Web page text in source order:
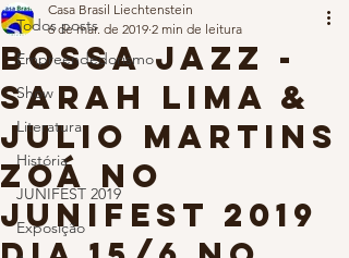
Todos posts
Empreendedorismo
Show
Literatura
História
JUNIFEST 2019
Exposição
BOSSA JAZZ -
Sarah Lima &
Julio Martins
Zoá no
JUNIFEST 2019
Casa Brasil Liechtenstein
6 de mar. de 2019 2 min de leitura